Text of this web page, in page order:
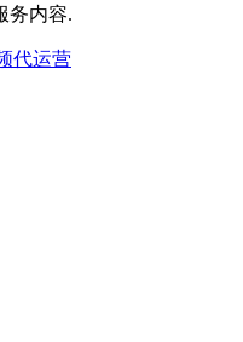
务内容.
代运营